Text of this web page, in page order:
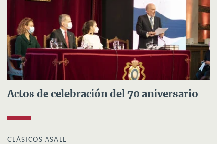
Actos de celebración del 70 aniversario
CLÁSICOS ASALE